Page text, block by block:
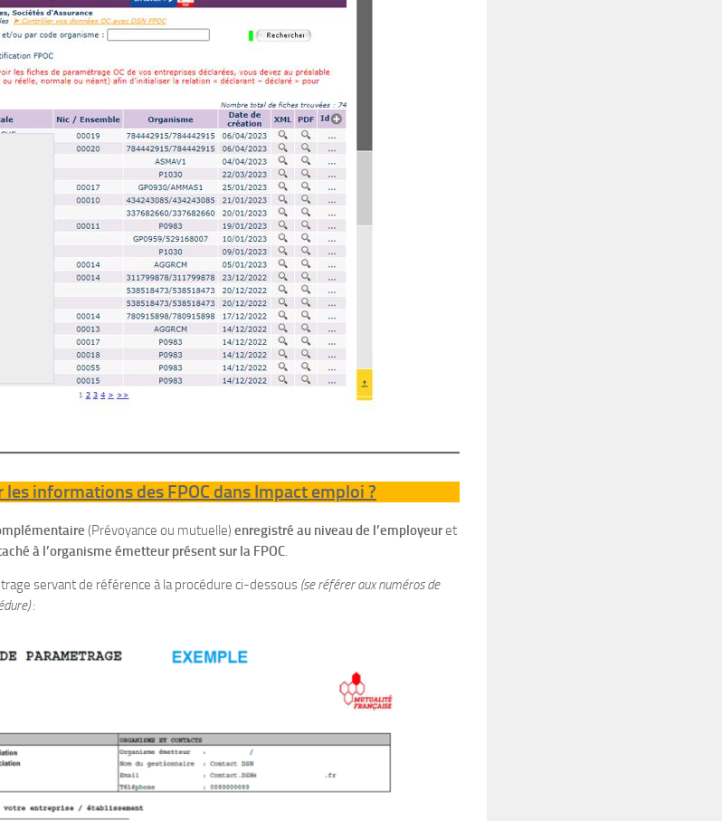
informations des FPOC dans Impact emploi ?
(Prévoyance ou mutuelle) enregistré au niveau de l’employeuret
à l’organisme émetteur présent sur la FPOC.
servant de référence à la procédure ci-dessous (se référer aux numéros de
: